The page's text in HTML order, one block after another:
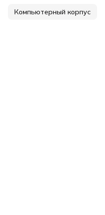
Компьютерный корпус